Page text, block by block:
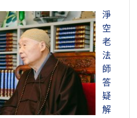
淨
空
老
法
師
答
疑
解